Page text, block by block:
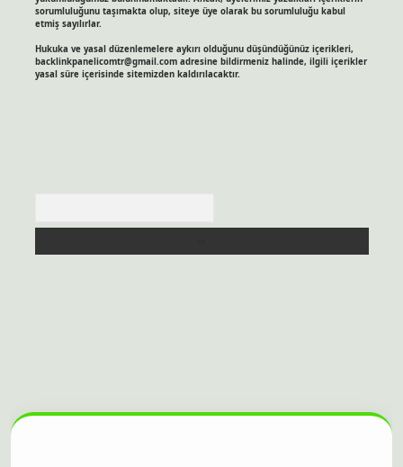
sorumluluğunu taşımakta olup, siteye üye olarak bu sorumluluğu kabul
etmiş sayılırlar.
Hukuka ve yasal düzenlemelere aykırı olduğunu düşündüğünüz içerikleri,
backlinkpanelicomtr@gmail.comadresine bildirmeniz halinde, ilgili içerikler
yasal süre içerisinde sitemizden kaldırılacaktır.